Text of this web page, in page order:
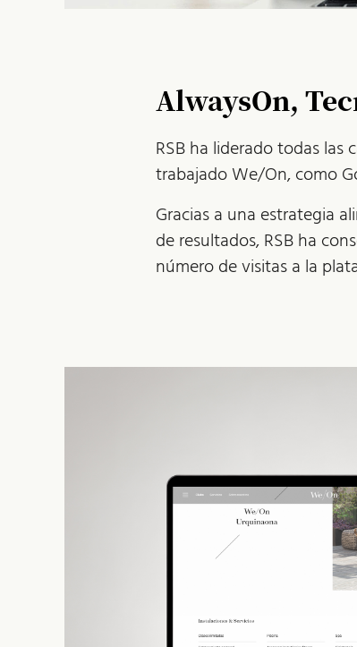
AlwaysOn,
RSB ha liderado todas las
trabajado We/On, como
Gracias a una estrategia
de resultados, RSB ha
número de visitas a la